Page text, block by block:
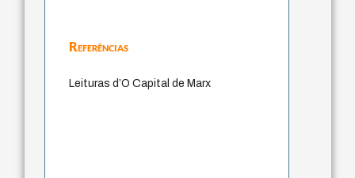
Referências
Leituras d’O Capital de Marx